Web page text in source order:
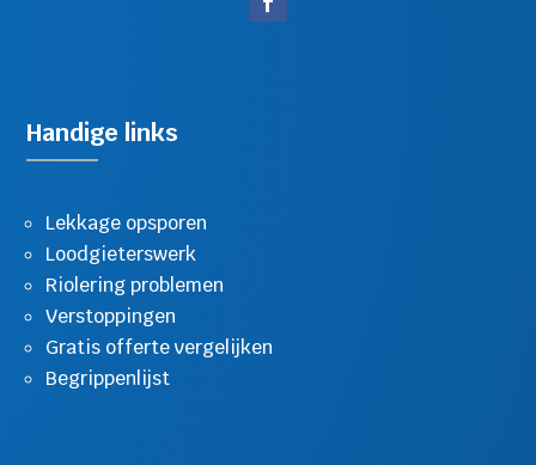
Handige links
Lekkage opsporen
Loodgieterswerk
Riolering problemen
Verstoppingen
Gratis offerte vergelijken
Begrippenlijst